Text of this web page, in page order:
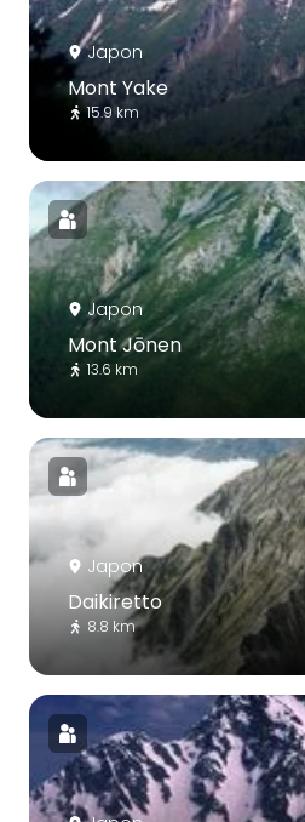
Japon
Mont Yake
15.9 km
Japon
Mont Jōnen
13.6 km
Japon
Daikiretto
8.8 km